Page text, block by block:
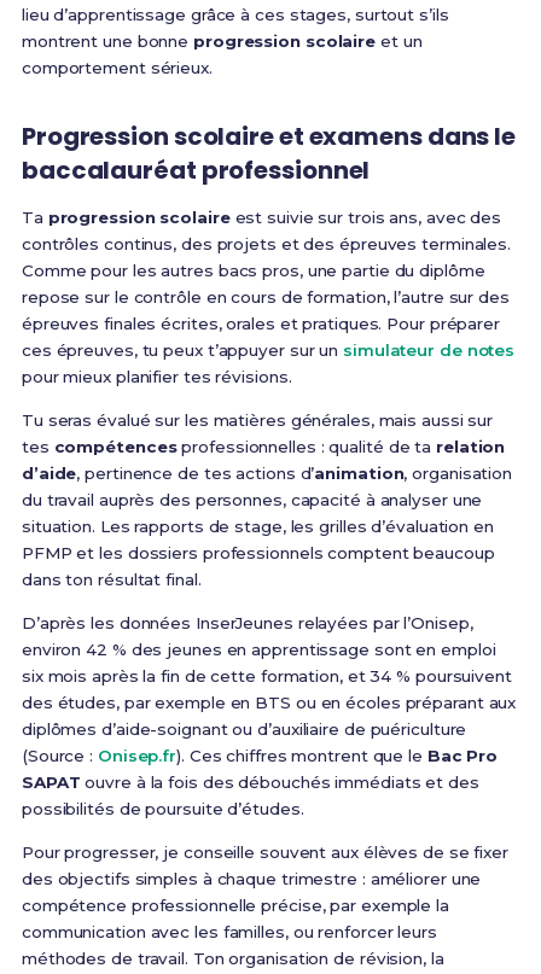
lieu d’apprentissage grâce à ces stages, surtout s’ils
montrent une bonne progression scolaire et un
comportement sérieux.
Progression scolaire et examens dans le
baccalauréat professionnel
Ta progression scolaireest suivie sur trois ans, avec des
contrôles continus, des projets et des épreuves terminales.
Comme pour les autres bacs pros, une partie du diplôme
repose sur le contrôle en cours de formation, l’autre sur des
épreuves finales écrites, orales et pratiques. Pour préparer
ces épreuves, tu peux t’appuyer sur un simulateur de notes
pour mieux planifier tes révisions.
Tu seras évalué sur les matières générales, mais aussi sur
tes compétencesprofessionnelles : qualité de ta relation
d’aide, pertinence de tes actions d’animation, organisation
du travail auprès des personnes, capacité à analyser une
situation. Les rapports de stage, les grilles d’évaluation en
PFMP et les dossiers professionnels comptent beaucoup
dans ton résultat final.
D’après les données InserJeunes relayées par l’Onisep,
environ 42 % des jeunes en apprentissage sont en emploi
six mois après la fin de cette formation, et 34 % poursuivent
des études, par exemple en BTS ou en écoles préparant aux
diplômes d’aide-soignant ou d’auxiliaire de puériculture
(Source : Onisep.fr). Ces chiffres montrent que le Bac Pro
SAPAT ouvre à la fois des débouchés immédiats et des
possibilités de poursuite d’études.
Pour progresser, je conseille souvent aux élèves de se fixer
des objectifs simples à chaque trimestre : améliorer une
compétence professionnelle précise, par exemple la
communication avec les familles, ou renforcer leurs
méthodes de travail. Ton organisation de révision, la